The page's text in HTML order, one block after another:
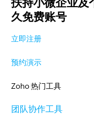
扶持小微企业及
久免费账号
立即注册
预约演示
Zoho 热门工具
团队协作工具